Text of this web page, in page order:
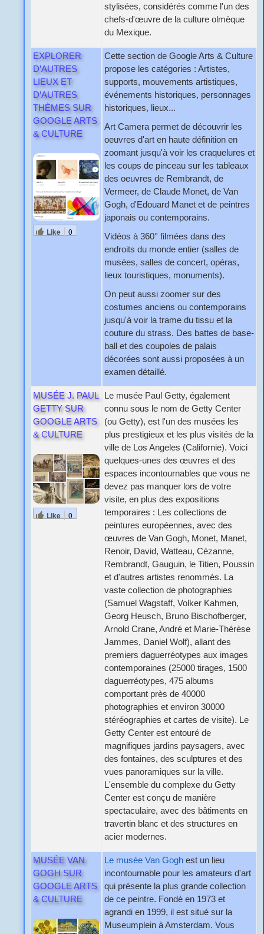
stylisées, considérés comme l'un des
chefs-d'œuvre de la culture olmèque
du Mexique.
EXPLORER
D’AUTRES
LIEUX ET
D’AUTRES
THÈMES SUR
GOOGLE ARTS
& CULTURE
Like 0
Cette section de Google Arts & Culture
propose les catégories : Artistes,
supports, mouvements artistiques,
événements historiques, personnages
historiques, lieux...
Art Camera permet de découvrir les
oeuvres d'art en haute définition en
zoomant jusqu'à voir les craquelures et
les coups de pinceau sur les tableaux
des oeuvres de Rembrandt, de
Vermeer, de Claude Monet, de Van
Gogh, d'Edouard Manet et de peintres
japonais ou contemporains.
Vidéos à 360° filmées dans des
endroits du monde entier (salles de
musées, salles de concert, opéras,
lieux touristiques, monuments).
On peut aussi zoomer sur des
costumes anciens ou contemporains
jusqu'à voir la trame du tissu et la
couture du strass. Des battes de base-
ball et des coupoles de palais
décorées sont aussi proposées à un
examen détaillé.
MUSÉE J. PAUL
GETTY SUR
GOOGLE ARTS
& CULTURE
Like 0
Le musée Paul Getty, également
connu sous le nom de Getty Center
(ou Getty), est l'un des musées les
plus prestigieux et les plus visités de la
ville de Los Angeles (Californie). Voici
quelques-unes des œuvres et des
espaces incontournables que vous ne
devez pas manquer lors de votre
visite, en plus des expositions
temporaires : Les collections de
peintures européennes, avec des
œuvres de Van Gogh, Monet, Manet,
Renoir, David, Watteau, Cézanne,
Rembrandt, Gauguin, le Titien, Poussin
et d'autres artistes renommés. La
vaste collection de photographies
(Samuel Wagstaff, Volker Kahmen,
Georg Heusch, Bruno Bischofberger,
Arnold Crane, André et Marie-Thérèse
Jammes, Daniel Wolf), allant des
premiers daguerréotypes aux images
contemporaines (25000 tirages, 1500
daguerréotypes, 475 albums
comportant près de 40000
photographies et environ 30000
stéréographies et cartes de visite). Le
Getty Center est entouré de
magnifiques jardins paysagers, avec
des fontaines, des sculptures et des
vues panoramiques sur la ville.
L'ensemble du complexe du Getty
Center est conçu de manière
spectaculaire, avec des bâtiments en
travertin blanc et des structures en
acier modernes.
MUSÉE VAN
GOGH SUR
GOOGLE ARTS
& CULTURE
Le musée Van Gogh est un lieu
incontournable pour les amateurs d'art
qui présente la plus grande collection
de ce peintre. Fondé en 1973 et
agrandi en 1999, il est situé sur la
Museumplein à Amsterdam. Vous